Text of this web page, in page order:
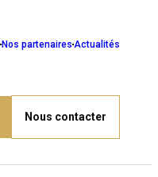
Nos partenaires Actualités
Nous contacter